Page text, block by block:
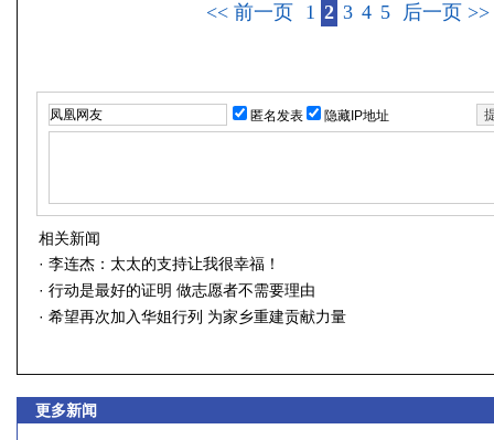
<< 前一页 1 2 3 4 5 后一页 >>
匿名发表 隐藏IP地址
相关新闻
· 李连杰：太太的支持让我很幸福！
· 行动是最好的证明 做志愿者不需要理由
· 希望再次加入华姐行列 为家乡重建贡献力量
更多新闻